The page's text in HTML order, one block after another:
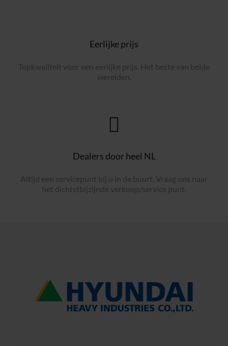
Eerlijke prijs
Topkwaliteit voor een eerlijke prijs. Het beste van beide
werelden.
Dealers door heel NL
Altijd een servicepunt bij u in de buurt. Vraag ons naar
het dichtstbijzijnde verkoop/service punt.